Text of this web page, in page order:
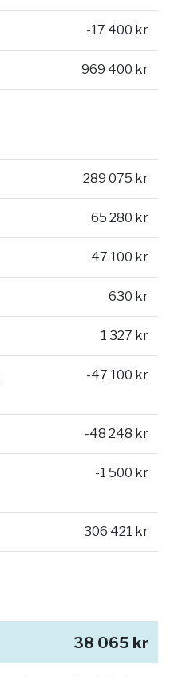
-17 400 kr
969 400 kr
289 075 kr
65 280 kr
47 100 kr
630 kr
1 327 kr
-47 100 kr
-48 248 kr
-1 500 kr
306 421 kr
38 065 kr